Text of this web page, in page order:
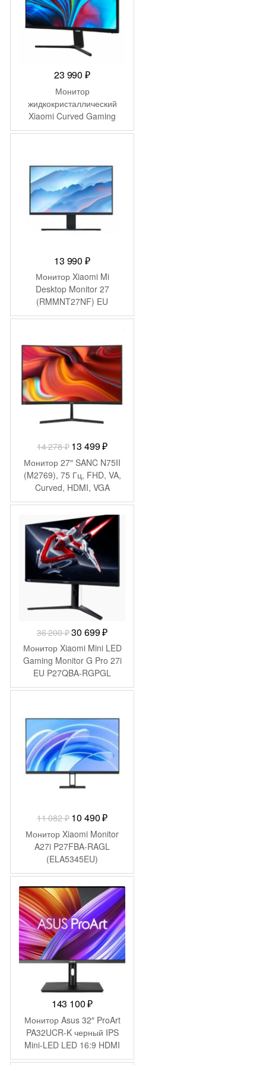
23 990₽
Монитор
жидкокристаллический
Xiaomi Curved Gaming
Monitor 30″ EU
13 990₽
Монитор Xiaomi Mi
Desktop Monitor 27
(RMMNT27NF) EU
BHR4975
14 278₽ Первоначальная
цена
составляла
14
278 ₽.
13 499₽Текущая
цена:
13
499 ₽.
Монитор 27″ SANC N75II
(M2769), 75 Гц, FHD, VA,
Curved, HDMI, VGA
- 5 501
36 200₽Первоначальная
цена
составляла
36
200 ₽.
30 699₽Текущая
цена:
30
699 ₽.
Монитор Xiaomi Mini LED
Gaming Monitor G Pro 27i
EU P27QBA-RGPGL
(ELA5585EU)
11 082₽ Первоначальная
цена
составляла
11
082 ₽.
10 490₽Текущая
цена:
10
Монитор Xiaomi Monitor
A27i P27FBA-RAGL
(ELA5345EU)
143 100₽
Монитор Asus 32″ ProArt
PA32UCR-K черный IPS
Mini-LED LED 16:9 HDMI
M/M матовая HAS Piv